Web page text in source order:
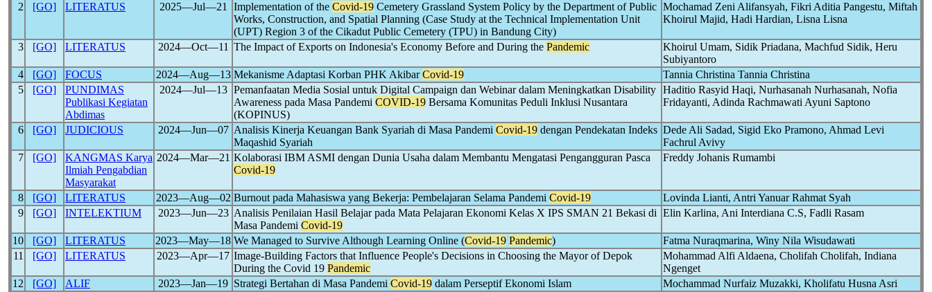
2 [GO] LITERATUS 2025―Jul―21 Implementation of the Covid-19 Cemetery Grassland System Policy by the Department of Public
Works, Construction, and Spatial Planning (Case Study at the Technical Implementation Unit
(UPT) Region 3 of the Cikadut Public Cemetery (TPU) in Bandung City)
Mochamad Zeni Alifansyah, Fikri Aditia Pangestu, Miftah
Khoirul Majid, Hadi Hardian, Lisna Lisna
3 [GO] LITERATUS 2024―Oct―11 The Impact of Exports on Indonesia's Economy Before and During the Pandemic
Khoirul Umam, Sidik Priadana, Machfud Sidik, Heru
Subiyantoro
4
[GO] FOCUS 2024―Aug―13 Mekanisme Adaptasi Korban PHK AkibarCovid-19
Tannia Christina Tannia Christina
5
[GO]
PUNDIMAS
Publikasi Kegiatan
Abdimas
2024―Jul―13 Pemanfaatan Media Sosial untuk Digital Campaign dan Webinar dalam Meningkatkan Disability
Awareness pada Masa Pandemi COVID-19 Bersama Komunitas Peduli Inklusi Nusantara
(KOPINUS)
Haditio Rasyid Haqi, Nurhasanah Nurhasanah, Nofia
Fridayanti, Adinda Rachmawati Ayuni Saptono
6 [GO] JUDICIOUS 2024―Jun―07 Analisis Kinerja Keuangan Bank Syariah di Masa Pandemi Covid-19 dengan Pendekatan Indeks
Maqashid Syariah
Dede Ali Sadad, Sigid Eko Pramono, Ahmad Levi
Fachrul Avivy
7
[GO]
KANGMAS Karya
Ilmiah Pengabdian
Masyarakat
2024―Mar―21 Kolaborasi IBM ASMI dengan Dunia Usaha dalam Membantu Mengatasi Pengangguran Pasca
Covid-19
Freddy Johanis Rumambi
8 [GO] LITERATUS 2023―Aug―02 Burnout pada Mahasiswa yang Bekerja: Pembelajaran Selama Pandemi Covid-19
Lovinda Lianti, Antri Yanuar Rahmat Syah
9
[GO] INTELEKTIUM 2023―Jun―23 Analisis Penilaian Hasil Belajar pada Mata Pelajaran Ekonomi Kelas X IPS SMAN 21 Bekasi di
Masa Pandemi Covid-19
Elin Karlina, Ani Interdiana C.S, Fadli Rasam
10 [GO] LITERATUS 2023―May―18 We Managed to Survive Although Learning Online (Covid-19 Pandemic)
Fatma Nuraqmarina, Winy Nila Wisudawati
11
[GO] LITERATUS 2023―Apr―17 Image-Building Factors that Influence People's Decisions in Choosing the Mayor of Depok
During the Covid 19 Pandemic
Mohammad Alfi Aldaena, Cholifah Cholifah, Indiana
Ngenget
12
[GO] ALIF 2023―Jan―19 Strategi Bertahan di Masa Pandemi Covid-19 dalam Perseptif Ekonomi Islam
Mochammad Nurfaiz Muzakki, Kholifatu Husna Asri